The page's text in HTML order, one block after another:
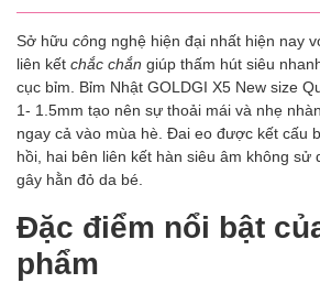
Sở hữu công nghệ hiện đại nhất hiện nay
liên kết chắc chắn giúp thấm hút siêu
cục bỉm. Bỉm Nhật GOLDGI X5 New size
1- 1.5mm tạo nên sự thoải mái và nhẹ
ngay cả vào mùa hè. Đai eo được kết cấu
hồi, hai bên liên kết hàn siêu âm không sử
gây hằn đỏ da bé.
Đặc điểm nổi bật
phẩm